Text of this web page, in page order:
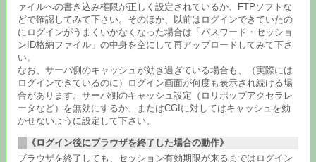
ァイルへの書き込み権限が正しく設定されているか、FTPソフトな
どで確認してみて下さい。そのほか、以前はログインできていたの
にログインがうまくいかなくなった場合は「パスワード・セッショ
ンID格納ファイル」の中身を空にして再アップロードしてみて下さ
い。
なお、サーバ側のキャッシュが効き過ぎている場合も、（実際には
ログインできているのに）ログイン画面が何度も表示され続ける場
合があります。サーバ側のキャッシュ設定（ロリポップアクセラレ
ータなど）を無効にするか、またはCGIに対してはキャッシュを効
かせないように設定して下さい。
《ログイン後にブラウザを終了した場合の動作》
ブラウザを終了しても、セッション有効期限が来るまではログイン